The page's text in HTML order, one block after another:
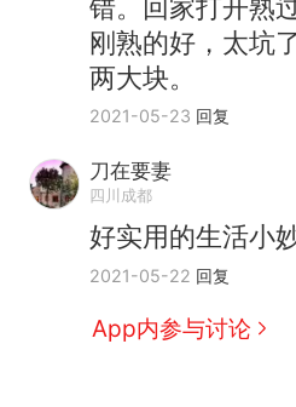
错。回家打开熟
刚熟的好，太坑
两大块。
2021-05-23 回复
刀在要妻
四川成都
好实用的生活小
2021-05-22 回复
App内参与讨论
么？
新 费大厨“
号，仅凭
协会回应
男子上山